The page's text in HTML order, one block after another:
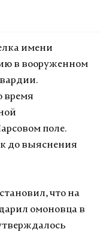
имени
в вооруженном
время
поле.
до выяснения
что на
омоновца в